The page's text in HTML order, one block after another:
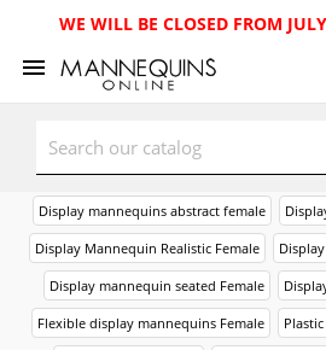
WE WILL BE CLOSED FROM
Display mannequins abstract female
Display Mannequin Realistic Female
Display mannequin seated Female
Flexible display mannequins Female